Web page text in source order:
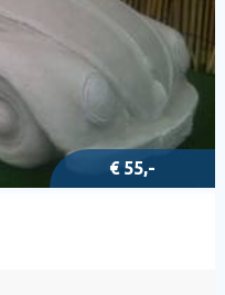
€ 55,-